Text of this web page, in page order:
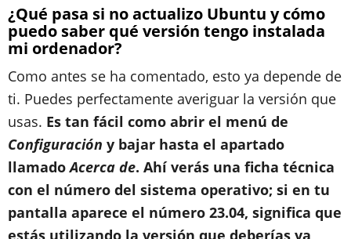
¿Qué pasa si no actualizo Ubuntu y cómo
puedo saber qué versión tengo instalada
mi ordenador?
Como antes se ha comentado, esto ya depende de
ti. Puedes perfectamente averiguar la versión que
usas. Es tan fácil como abrir el menú de
Configuración y bajar hasta el apartado
llamadoAcerca de. Ahí verás una ficha técnica
con el número del sistema operativo; si en tu
pantalla aparece el número 23.04, significa que
estás utilizando la versión que deberías ya